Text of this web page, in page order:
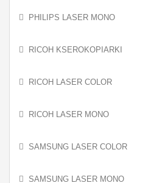
PHILIPS LASER MONO
RICOH KSEROKOPIARKI
RICOH LASER COLOR
RICOH LASER MONO
SAMSUNG LASER COLOR
SAMSUNG LASER MONO